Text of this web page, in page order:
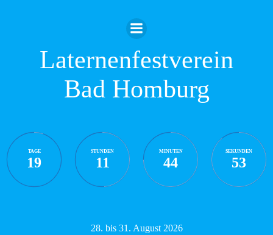
Inhalt
springen
Laternenfestverein
Bad Homburg
TAGE
19
STUNDEN
11
MINUTEN
44
SEKUNDEN
52
28. bis 31. August 2026